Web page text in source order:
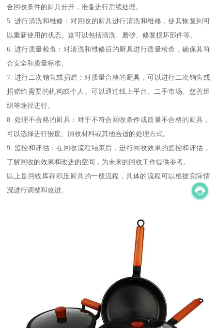
合回收条件的厨具分开，准备进行后续处理。
5. 进行清洗和维修：对回收的厨具进行清洗和维修，使其恢复到可
以重新使用的状态。这可以包括清洗、磨砂、修复损坏部件等。
6. 进行质量检查：对清洗和维修后的厨具进行质量检查，确保其符
合安全和质量标准。
7. 进行二次销售或捐赠：对质量合格的厨具，可以进行二次销售或
捐赠给需要的机构或个人。可以通过线上平台、二手市场、慈善组
织等途径进行。
8. 处理不合格的厨具：对于不符合回收条件或质量不合格的厨具，
可以选择进行报废、回收材料或其他合适的处理方式。
9. 监控和评估：在回收流程结束后，进行回收效果的监控和评估，
了解回收的效果和改进的空间，为未来的回收工作提供参考。
以上是回收库存积压厨具的一般流程，具体的流程可以根据实际情
况进行调整和改进。